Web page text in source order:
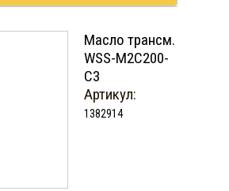
Масло трансм.
WSS-M2C200-
C3
Артикул:
1382914